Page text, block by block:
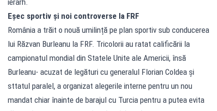
Eșec sportiv și noi controverse la FRF
România a trăit o nouă umilință pe plan sportiv sub conducerea
lui Răzvan Burleanu la FRF. Tricolorii au ratat calificării la
campionatul mondial din Statele Unite ale Americii, însă
Burleanu- acuzat de legături cu generalul Florian Coldea și
sttatul paralel, a organizat alegerile interne pentru un nou
mandat chiar înainte de barajul cu Turcia pentru a putea evita